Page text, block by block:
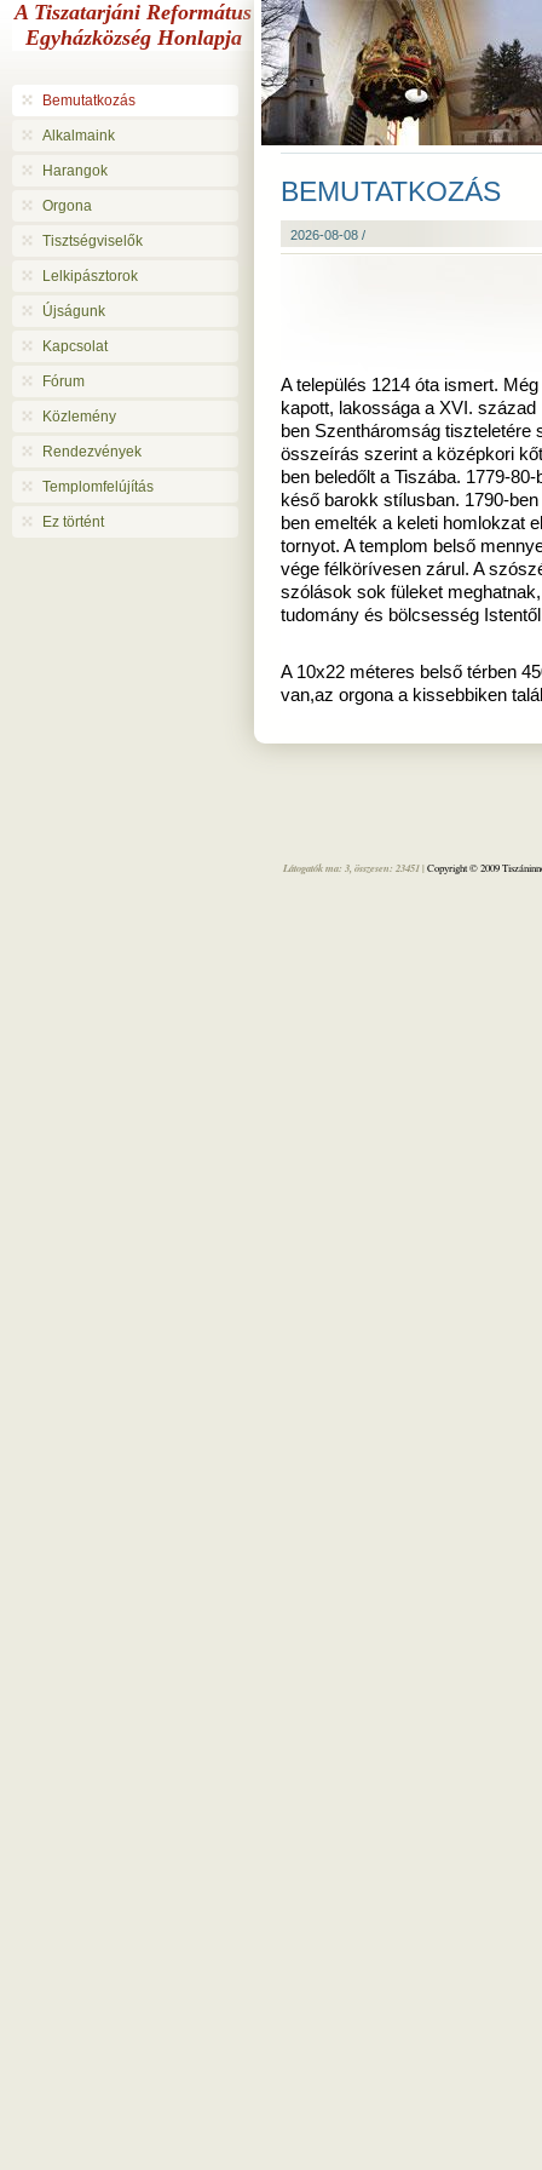
A Tiszatarjáni Református
Egyházközség Honlapja
Bemutatkozás
Alkalmaink
Harangok
Orgona
Tisztségviselők
Lelkipásztorok
Újságunk
Kapcsolat
Fórum
Közlemény
Rendezvények
Templomfelújítás
Ez történt
BEMUTATKOZÁS
2026-08-08 /
A település 1214 óta ismert.
kapott, lakossága a XVI.
ben Szentháromság tiszteletére
összeírás szerint a középkori
ben beledőlt a Tiszába. 1779-
késő barokk stílusban. 1790-
ben emelték a keleti homlokzat
tornyot. A templom belső
vége félkörívesen zárul. A
szólások sok füleket
tudomány és bölcsesség
A 10x22 méteres belső térben
van,az orgona a kissebbiken
Látogatók ma: 3, összesen: 23451 |Copyright © 2009